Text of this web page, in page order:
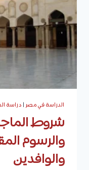
القبول
والمستندات
المطلوبة
للتقديم
الدراسة في مصر | دراسة
شروط
والرسوم
والوافدين